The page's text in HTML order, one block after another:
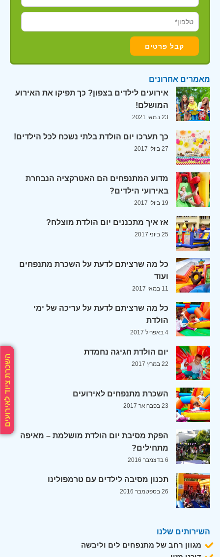
השכרת ציוד לאירועים
מאמרים אחרונים
אירועים לילדים בצפון? כך תפיקו את האירוע
המושלם!
23 במאי 2021
כך תערכו יום הולדת בלתי נשכח לכל הילדים!
27 ביולי 2017
מדוע המתנפחים הם האטרקציה הנבחרת
באירועי הילדים?
19 ביולי 2017
אז איך מתכננים יום הולדת מוצלח?
25 ביוני 2017
כל מה שרציתם לדעת על השכרת מתנפחים
ועוד
11 במאי 2017
כל מה שרציתם לדעת על עריכה של ימי
הולדת
4 באפריל 2017
יום הולדת חגיגה נחמדת
22 במרץ 2017
השכרת מתנפחים לאירועים
23 בפברואר 2017
הפקת מסיבת יום הולדת מושלמת – מאיפה
מתחילים?
6 בדצמבר 2016
תכנון מסיבה לילדים עם טרמפולינו
26 בספטמבר 2016
השירותים שלנו
מגוון רחב של מתנפחים לים וליבשה